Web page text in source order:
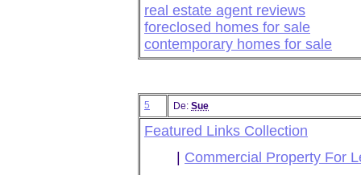
real estate agent reviews
foreclosed homes for sale
contemporary homes for sale
5 De: Sue
Featured Links Collection
Commercial Property For